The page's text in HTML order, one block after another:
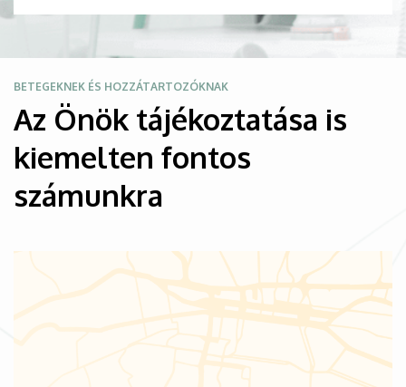
BETEGEKNEK ÉS HOZZÁTARTOZÓKNAK
Az Önök tájékoztatása is
kiemelten fontos
számunkra